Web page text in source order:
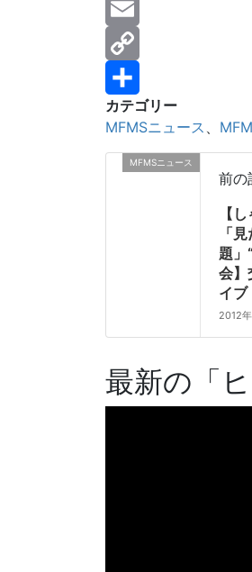
Line
Email
Copy
Link
共
カテゴリー
MFMSニュース
MFMSニュース
前の
【
「
題」
会】
イブ
2012
最新の「